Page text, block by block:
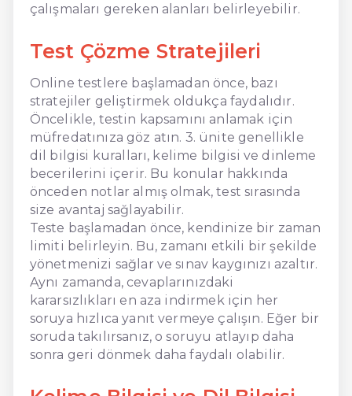
çalışmaları gereken alanları belirleyebilir.
Test Çözme Stratejileri
Online testlere başlamadan önce, bazı
stratejiler geliştirmek oldukça faydalıdır.
Öncelikle, testin kapsamını anlamak için
müfredatınıza göz atın. 3. ünite genellikle
dil bilgisi kuralları, kelime bilgisi ve dinleme
becerilerini içerir. Bu konular hakkında
önceden notlar almış olmak, test sırasında
size avantaj sağlayabilir.
Teste başlamadan önce, kendinize bir zaman
limiti belirleyin. Bu, zamanı etkili bir şekilde
yönetmenizi sağlar ve sınav kaygınızı azaltır.
Aynı zamanda, cevaplarınızdaki
kararsızlıkları en aza indirmek için her
soruya hızlıca yanıt vermeye çalışın. Eğer bir
soruda takılırsanız, o soruyu atlayıp daha
sonra geri dönmek daha faydalı olabilir.